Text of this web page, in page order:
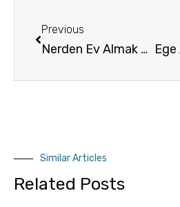
Previous
Nerden Ev Almak Daha Mantıklı ? Adalar Mı Atina ve Çevresi Mi Daha Mantıklı
Similar Articles
Related Posts